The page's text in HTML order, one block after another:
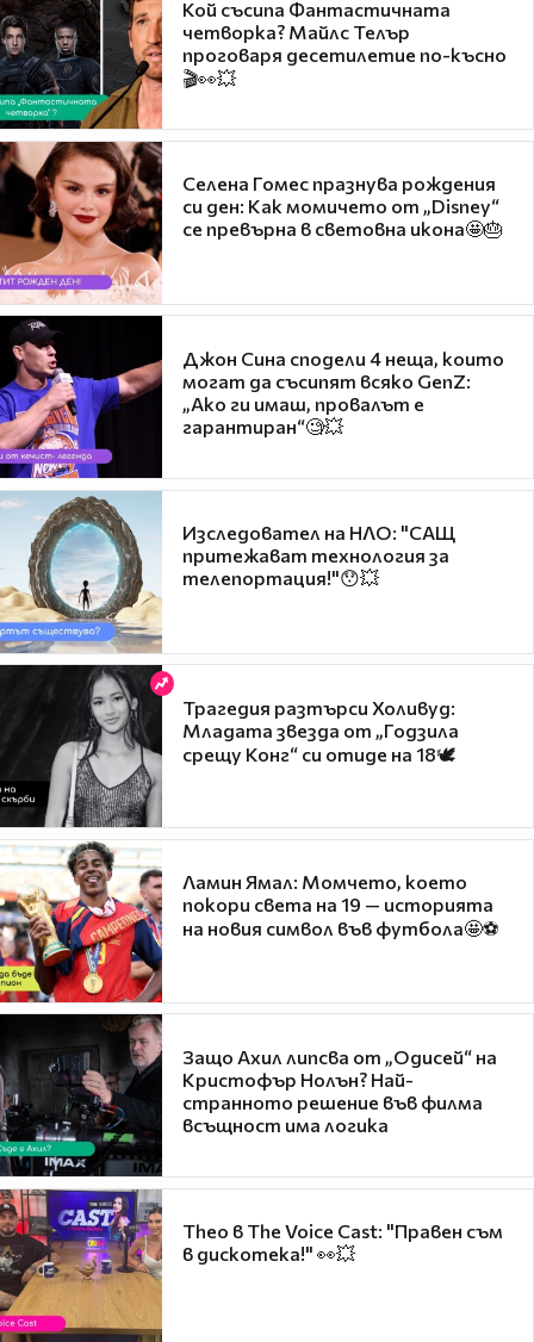
Кой съсипа Фантастичната
четворка? Майлс Телър
проговаря десетилетие по-късно
🎬👀💥
Селена Гомес празнува рождения
си ден: Как момичето от „Disney“
се превърна в световна икона🤩🎂
Джон Сина сподели 4 неща, които
могат да съсипят всяко GenZ:
„Ако ги имаш, провалът е
гарантиран“🧐💥
Изследовател на НЛО: "САЩ
притежават технология за
телепортация!"😯💥
Трагедия разтърси Холивуд:
Младата звезда от „Годзила
срещу Конг“ си отиде на 18🕊️
Ламин Ямал: Момчето, което
покори света на 19 — историята
на новия символ във футбола🤩⚽
Защо Ахил липсва от „Одисей“ на
Кристофър Нолън? Най-
странното решение във филма
всъщност има логика
Theo в The Voice Cast: "Правен съм
в дискотека!" 👀💥